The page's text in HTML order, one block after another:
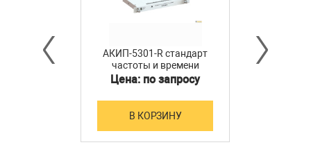
АКИП-5301-R стандарт
частоты и времени
АКИП-5301 исполнение R
Цена: по запросу
В КОРЗИНУ